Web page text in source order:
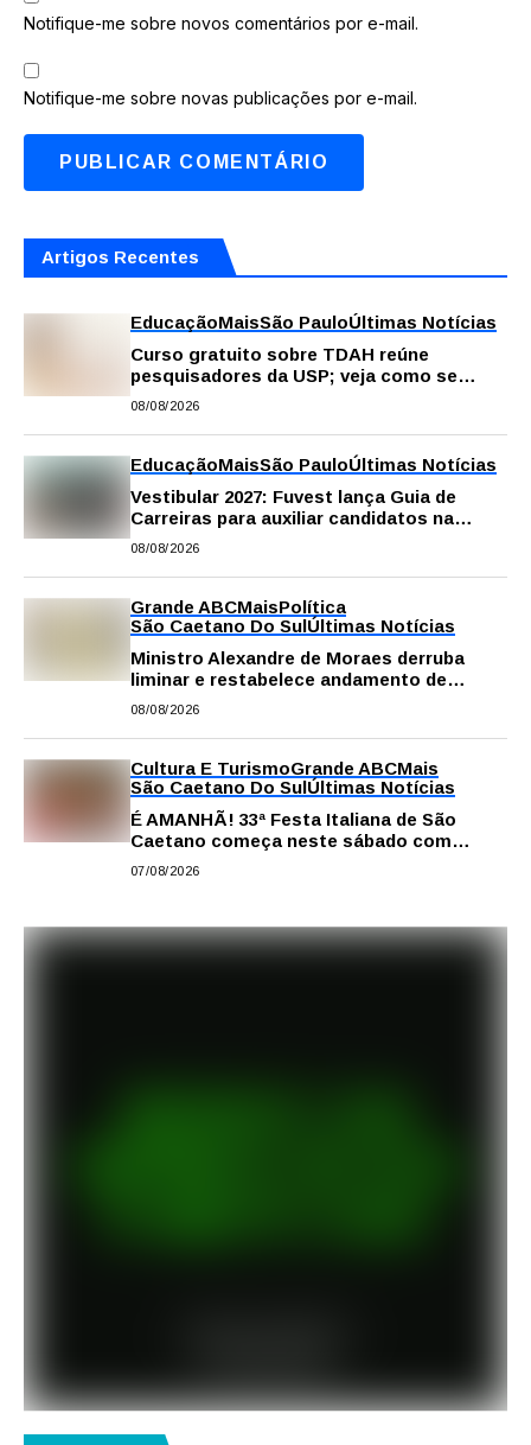
Notifique-me sobre novos comentários por e-mail.
Notifique-me sobre novas publicações por e-mail.
Artigos Recentes
EducaçãoMaisSão PauloÚltimas Notícias
Curso gratuito sobre TDAH reúne
pesquisadores da USP; veja como se
inscrever
08/08/2026
EducaçãoMaisSão PauloÚltimas Notícias
Vestibular 2027: Fuvest lança Guia de
Carreiras para auxiliar candidatos na
escolha da profissão
08/08/2026
Grande ABCMaisPolítica
São Caetano Do SulÚltimas Notícias
Ministro Alexandre de Moraes derruba
liminar e restabelece andamento de
comissão processante contra vereador
08/08/2026
Cultura E TurismoGrande ABCMais
São Caetano Do SulÚltimas Notícias
É AMANHÃ! 33ª Festa Italiana de São
Caetano começa neste sábado com
gastronomia, música e solidariedade
07/08/2026